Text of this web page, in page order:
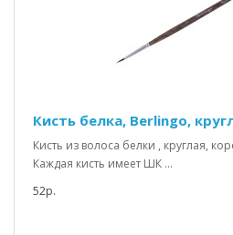
Кисть белка, Berlingo,
Кисть из волоса белки , круглая,
Каждая кисть имеет ШК ...
52р.